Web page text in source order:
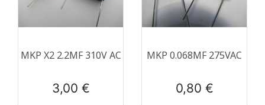
MKP X2 2.2ΜF 310V AC
Prix
3,00 €
MKP 0.068ΜF 275VAC
Prix
0,80 €